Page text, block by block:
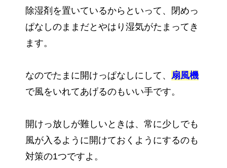
除湿剤を置いているからといって、閉めっ
ぱなしのままだとやはり湿気がたまってき
ます。
なのでたまに開けっぱなしにして、 扇風機
で風をいれてあげるのもいい手です。
開けっ放しが難しいときは、常に少しでも
風が入るように開けておくようにするのも
対策の1つですよ。